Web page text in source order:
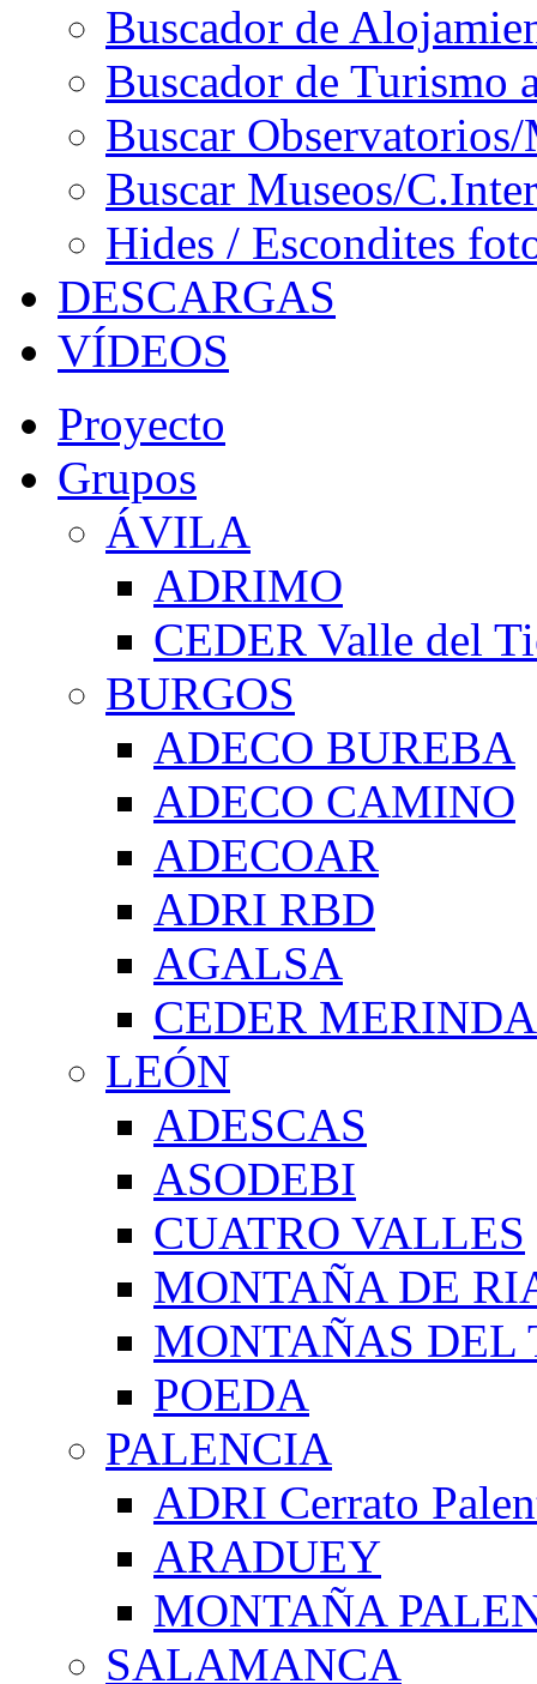
Buscador de
Buscador de Turismo
Buscar
Buscar Museos/
Hides / Escondites
DESCARGAS
VÍDEOS
Proyecto
Grupos
ÁVILA
ADRIMO
CEDER Valle del
BURGOS
ADECO BUREBA
ADECO CAMINO
ADECOAR
ADRI RBD
AGALSA
CEDER
LEÓN
ADESCAS
ASODEBI
CUATRO VALLES
MONTAÑA DE
MONTAÑAS DEL
POEDA
PALENCIA
ADRI Cerrato
ARADUEY
MONTAÑA
SALAMANCA